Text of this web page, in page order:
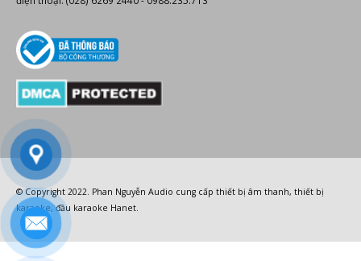
© Copyright 2022.
karaoke,đầu karaoke Hanet .